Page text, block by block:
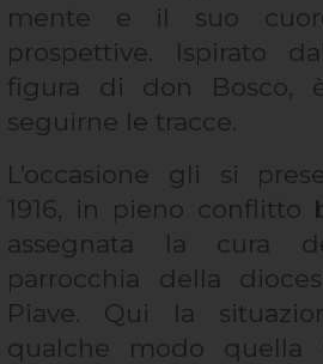
mente e il suo
prospettive. Ispirato
figura di don Bosco,
seguirne le tracce.
L’occasione gli si
1916, in pieno conflitto
assegnata la cura
parrocchia della
Piave. Qui la
qualche modo quella